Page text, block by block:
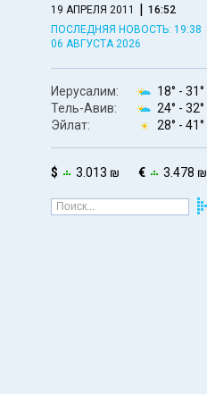
19 АПРЕЛЯ 2011 | 16:52
ПОСЛЕДНЯЯ НОВОСТЬ: 19:38
06 АВГУСТА 2026
Иерусалим: 18° - 31°
Тель-Авив:
24° - 32°
Эйлат:
28° - 41°
$ 3.013 ₪ € 3.478 ₪